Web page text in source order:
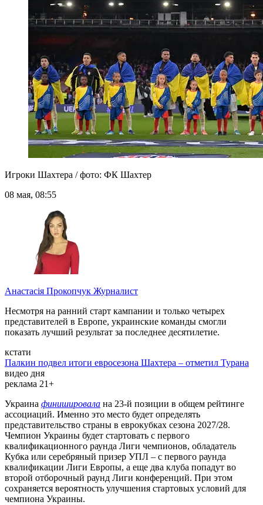
Игроки Шахтера / фото: ФК Шахтер
08 мая, 08:55
Анастасія Прокопчук Журналист
Несмотря на ранний старт кампании и только четырех
представителей в Европе, украинские команды смогли
показать лучший результат за последнее десятилетие.
кстати
Палкин подвел итоги евросезона Шахтера – отметил Турана
видео дня
реклама 21+
Украина финишировала на 23-й позиции в общем рейтинге
ассоциаций. Именно это место будет определять
представительство страны в еврокубках сезона 2027/28.
Чемпион Украины будет стартовать с первого
квалификационного раунда Лиги чемпионов, обладатель
Кубка или серебряный призер УПЛ – с первого раунда
квалификации Лиги Европы, а еще два клуба попадут во
второй отборочный раунд Лиги конференций. При этом
сохраняется вероятность улучшения стартовых условий для
чемпиона Украины.